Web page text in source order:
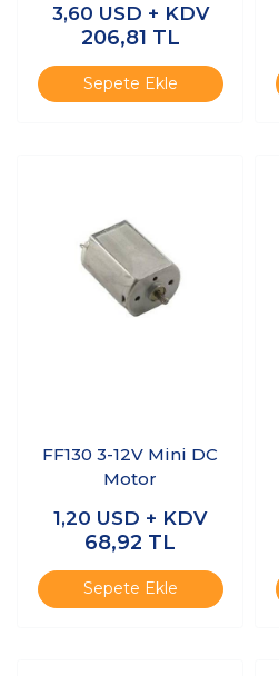
3,60 USD + KDV
206,81 TL
Sepete Ekle
FF130 3-12V Mini DC
Motor
1,20 USD + KDV
68,92 TL
Sepete Ekle